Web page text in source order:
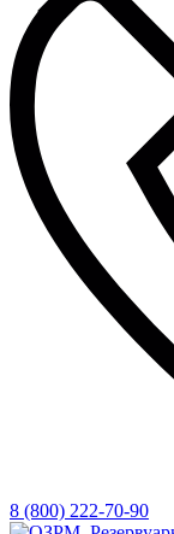
8 (800) 222-70-90